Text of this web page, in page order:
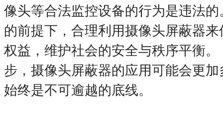
像头等合法监控设备的行为是违法
的前提下，合理利用摄像头屏蔽器
权益，维护社会的安全与秩序平衡
步，摄像头屏蔽器的应用可能会更
始终是不可逾越的底线。